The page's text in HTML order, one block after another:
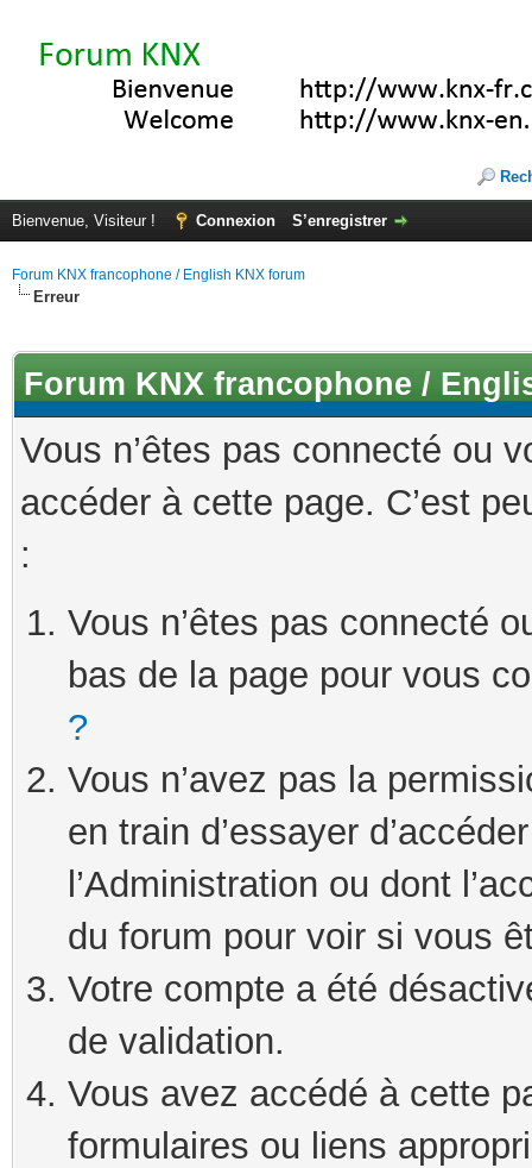
Bienvenue, Visiteur ! Connexion S’enregistrer
Forum KNX francophone / English KNX forum
Erreur
Forum KNX francophone /
Vous n’êtes pas connecté ou
accéder à cette page. C’est
:
Vous n’êtes pas connecté
bas de la page pour vous
?
Vous n’avez pas la
en train d’essayer
l’Administration ou dont
du forum pour voir si vous
Votre compte a été
de validation.
Vous avez accédé à cette
formulaires ou liens